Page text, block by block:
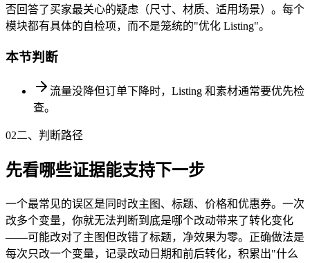
否回答了买家最关心的疑虑（尺寸、材质、适用场景）。每个
模块都有具体的自检项，而不是笼统的"优化 Listing"。
本节判断
流量没降但订单下降时，Listing 和素材通常要优先检
查。
02二、判断路径
先看哪些证据能支持下一步
一个最常见的误区是同时改主图、标题、价格和优惠券。一次
改多个变量，你就无法判断到底是哪个改动带来了转化变化
——可能改对了主图但改错了标题，净效果为零。正确做法是
每次只改一个变量，记录改动日期和前后转化，积累出"什么